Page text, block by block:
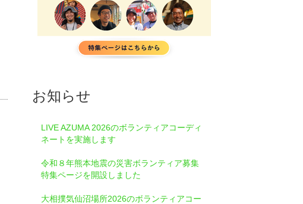
お知らせ
LIVE AZUMA 2026のボランティアコーディ
ネートを実施します
令和８年熊本地震の災害ボランティア募集
特集ページを開設しました
大相撲気仙沼場所2026のボランティアコー